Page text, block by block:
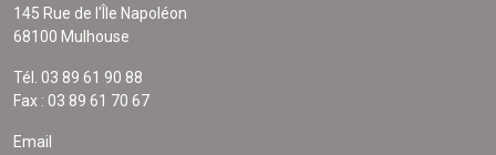
145 Rue de l'Île Napoléon
68100 Mulhouse
Tél. 03 89 61 90 88
Fax : 03 89 61 70 67
Email